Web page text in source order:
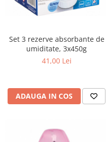
Set 3 rezerve absorbante de
umiditate, 3x450g
41,00 Lei
ADAUGA IN COS